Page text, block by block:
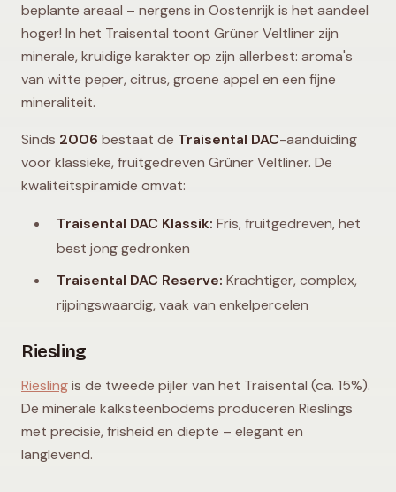
beplante areaal – nergens in Oostenrijk is het aandeel
hoger! In het Traisental toont Grüner Veltliner zijn
minerale, kruidige karakter op zijn allerbest: aroma's
van witte peper, citrus, groene appel en een fijne
mineraliteit.
Sinds 2006 bestaat de Traisental DAC-aanduiding
voor klassieke, fruitgedreven Grüner Veltliner. De
kwaliteitspiramide omvat:
Traisental DAC Klassik: Fris, fruitgedreven, het
best jong gedronken
Traisental DAC Reserve: Krachtiger, complex,
rijpingswaardig, vaak van enkelpercelen
Riesling
Rieslingis de tweede pijler van het Traisental (ca. 15%).
De minerale kalksteenbodems produceren Rieslings
met precisie, frisheid en diepte – elegant en
langlevend.